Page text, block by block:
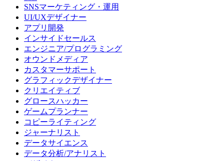
SNSマーケティング・運用
UI/UXデザイナー
アプリ開発
インサイドセールス
エンジニア/プログラミング
オウンドメディア
カスタマーサポート
グラフィックデザイナー
クリエイティブ
グロースハッカー
ゲームプランナー
コピーライティング
ジャーナリスト
データサイエンス
データ分析/アナリスト